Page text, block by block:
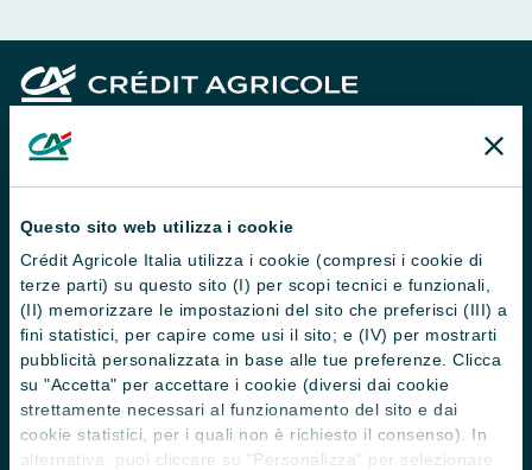
Questo sito web utilizza i cookie
Crédit Agricole Italia utilizza i cookie (compresi i cookie di
terze parti) su questo sito (I) per scopi tecnici e funzionali,
(II) memorizzare le impostazioni del sito che preferisci (III) a
fini statistici, per capire come usi il sito; e (IV) per mostrarti
pubblicità personalizzata in base alle tue preferenze. Clicca
su "Accetta" per accettare i cookie (diversi dai cookie
strettamente necessari al funzionamento del sito e dai
cookie statistici, per i quali non è richiesto il consenso). In
alternativa, puoi cliccare su "Personalizza" per selezionare
Il Gruppo
Trova filiali
Contattaci
Domande frequenti